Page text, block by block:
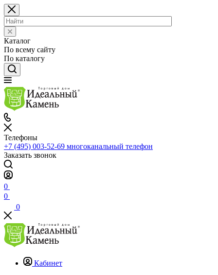
Каталог
По всему сайту
По каталогу
Телефоны
+7 (495) 003-52-69 многоканальный телефон
Заказать звонок
0
0
0
Кабинет